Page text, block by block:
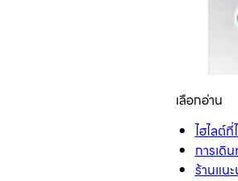
เลือกอ่าน
ไฮไลต์
การเดิ
ร้านแน